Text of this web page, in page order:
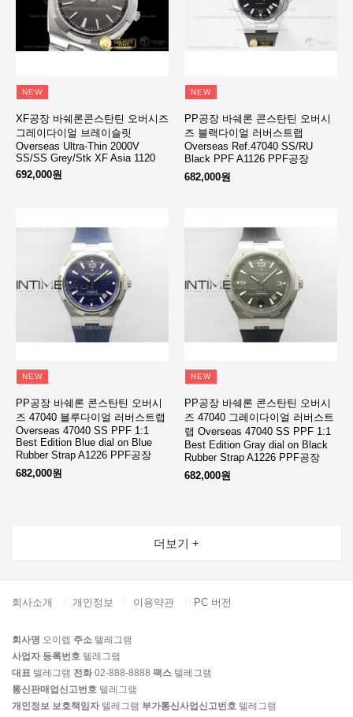
NEW
XF공장 바쉐론콘스탄틴 오버시즈
그레이다이얼 브레이슬릿
Overseas Ultra-Thin 2000V
SS/SS Grey/Stk XF Asia 1120
692,000원
NEW
PP공장 바쉐론 콘스탄틴 오버시
즈 블랙다이얼 러버스트랩
Overseas Ref.47040 SS/RU
Black PPF A1126 PPF공장
682,000원
NEW
PP공장 바쉐론 콘스탄틴 오버시
즈 47040 블루다이얼 러버스트랩
Overseas 47040 SS PPF 1:1
Best Edition Blue dial on Blue
Rubber Strap A1226 PPF공장
682,000원
NEW
PP공장 바쉐론 콘스탄틴 오버시
즈 47040 그레이다이얼 러버스트
랩 Overseas 47040 SS PPF 1:1
Best Edition Gray dial on Black
Rubber Strap A1226 PPF공장
682,000원
더보기 +
회사소개 개인정보 이용약관 PC 버전
회사명 오이렙 주소 텔레그램
사업자 등록번호 텔레그램
대표 텔레그램 전화 02-888-8888 팩스 텔레그램
통신판매업신고번호 텔레그램
개인정보 보호책임자 텔레그램 부가통신사업신고번호 텔레그램